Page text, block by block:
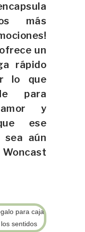
más
un
rápido
lo que
para
y
ese
sea aún